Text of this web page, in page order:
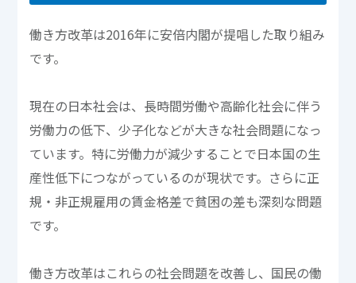
働き方改革は2016年に安倍内閣が提唱した取り組み
です。
現在の日本社会は、長時間労働や高齢化社会に伴う
労働力の低下、少子化などが大きな社会問題になっ
ています。特に労働力が減少することで日本国の生
産性低下につながっているのが現状です。さらに正
規・非正規雇用の賃金格差で貧困の差も深刻な問題
です。
働き方改革はこれらの社会問題を改善し、国民の働